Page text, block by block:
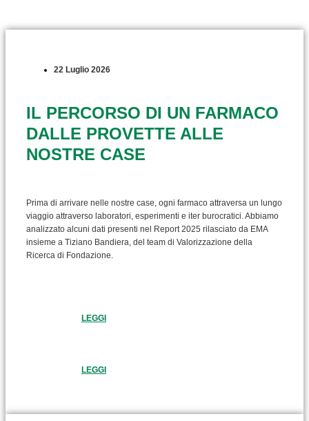
22 Luglio 2026
IL PERCORSO DI UN FARMACO
DALLE PROVETTE ALLE
NOSTRE CASE
Prima di arrivare nelle nostre case, ogni farmaco attraversa un lungo
viaggio attraverso laboratori, esperimenti e iter burocratici. Abbiamo
analizzato alcuni dati presenti nel Report 2025 rilasciato da EMA
insieme a Tiziano Bandiera, del team di Valorizzazione della
Ricerca di Fondazione.
LEGGI
LEGGI